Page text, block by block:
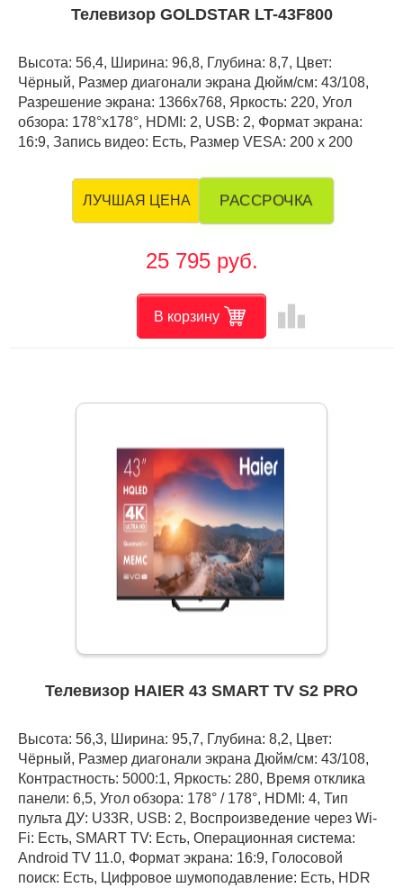
Телевизор GOLDSTAR LT-43F800
Высота: 56,4, Ширина: 96,8, Глубина: 8,7, Цвет:
Чёрный, Размер диагонали экрана Дюйм/см: 43/108,
Разрешение экрана: 1366x768, Яркость: 220, Угол
обзора: 178°x178°, HDMI: 2, USB: 2, Формат экрана:
16:9, Запись видео: Есть, Размер VESA: 200 x 200
ЛУЧШАЯ ЦЕНА РАССРОЧКА
25 795 руб.
В корзину leaderboard
Телевизор HAIER 43 SMART TV S2 PRO
Высота: 56,3, Ширина: 95,7, Глубина: 8,2, Цвет:
Чёрный, Размер диагонали экрана Дюйм/см: 43/108,
Контрастность: 5000:1, Яркость: 280, Время отклика
панели: 6,5, Угол обзора: 178° / 178°, HDMI: 4, Тип
пульта ДУ: U33R, USB: 2, Воспроизведение через Wi-
Fi: Есть, SMART TV: Есть, Операционная система:
Android TV 11.0, Формат экрана: 16:9, Голосовой
поиск: Есть, Цифровое шумоподавление: Есть, HDR